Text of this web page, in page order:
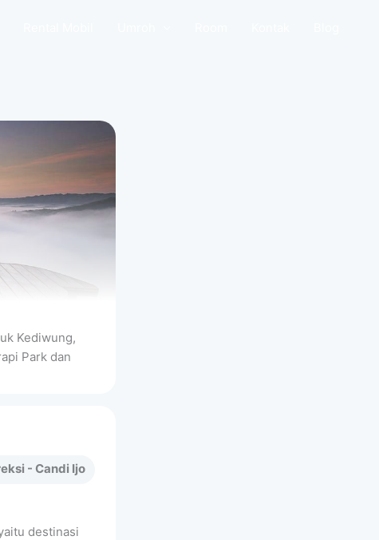
Kediwung,
Park dan
- Candi Ijo
destinasi